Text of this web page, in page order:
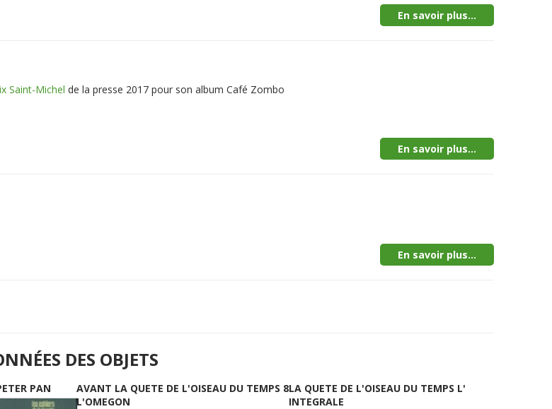
En savoir plus...
Saint-Michel de la presse 2017 pour son album Café Zombo
En savoir plus...
En savoir plus...
DES OBJETS
PAN
AVANT LA QUETE DE L'OISEAU DU TEMPS 8
L'OMEGON
LA QUETE DE L'OISEAU DU TEMPS L'
INTEGRALE